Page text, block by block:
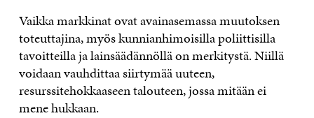
Vaikka markkinat ovat avainasemassa muutoksen
toteuttajina, myös kunnianhimoisilla poliittisilla
tavoitteilla ja lainsäädännöllä on merkitystä. Niillä
voidaan vauhdittaa siirtymää uuteen,
resurssitehokkaaseen talouteen, jossa mitään ei
mene hukkaan.